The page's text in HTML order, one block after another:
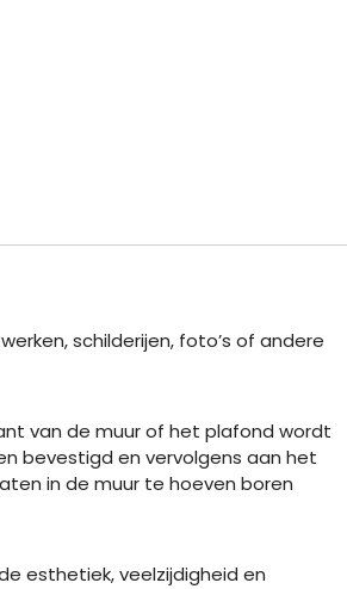
schilderijen, foto’s of andere
van de muur of het plafond wordt
bevestigd en vervolgens aan het
in de muur te hoeven boren
esthetiek, veelzijdigheid en